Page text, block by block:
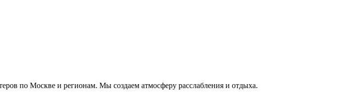
по Москве и регионам. Мы создаем атмосферу расслабления и отдыха.